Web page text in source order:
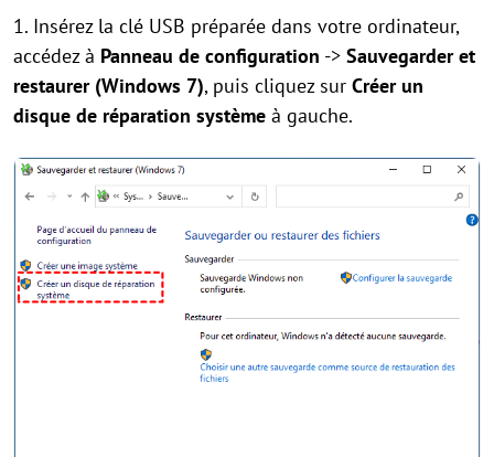
1. Insérez la clé USB préparée dans votre ordinateur,
accédez à Panneau de configuration -> Sauvegarder et
restaurer (Windows 7), puis cliquez sur Créer un
disque de réparation système à gauche.